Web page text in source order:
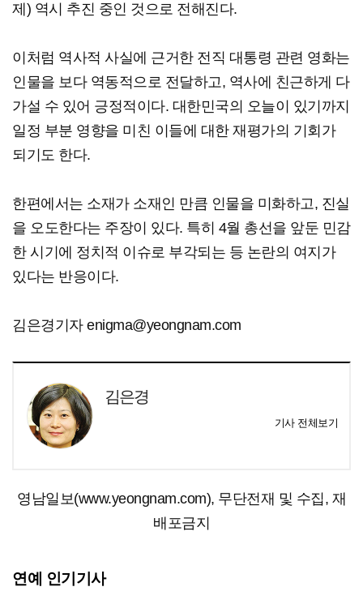
제) 역시 추진 중인 것으로 전해진다.
이처럼 역사적 사실에 근거한 전직 대통령 관련 영화는
인물을 보다 역동적으로 전달하고, 역사에 친근하게 다
가설 수 있어 긍정적이다. 대한민국의 오늘이 있기까지
일정 부분 영향을 미친 이들에 대한 재평가의 기회가
되기도 한다.
한편에서는 소재가 소재인 만큼 인물을 미화하고, 진실
을 오도한다는 주장이 있다. 특히 4월 총선을 앞둔 민감
한 시기에 정치적 이슈로 부각되는 등 논란의 여지가
있다는 반응이다.
김은경기자 enigma@yeongnam.com
김은경
기사 전체보기
영남일보(www.yeongnam.com), 무단전재 및 수집, 재
배포금지
연예 인기기사